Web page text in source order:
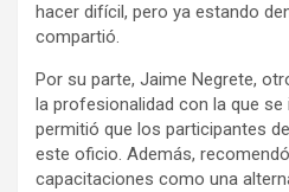
hacer difícil, pero ya estando
compartió.
Por su parte, Jaime Negrete,
la profesionalidad con la que
permitió que los participantes
este oficio. Además,
capacitaciones como una